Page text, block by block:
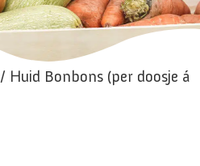
/ Huid Bonbons (per doosje á